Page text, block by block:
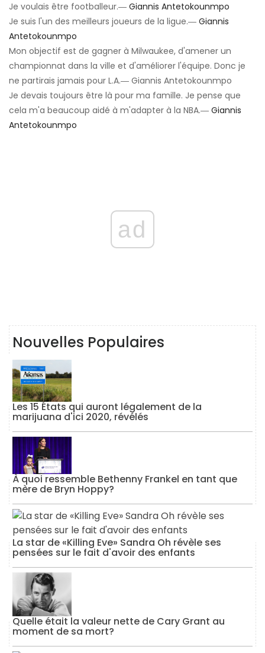
Je voulais être footballeur.― Giannis Antetokounmpo
Je suis l'un des meilleurs joueurs de la ligue.― Giannis
Antetokounmpo
Mon objectif est de gagner à Milwaukee, d'amener un
championnat dans la ville et d'améliorer l'équipe. Donc je
ne partirais jamais pour L.A.― Giannis Antetokounmpo
Je devais toujours être là pour ma famille. Je pense que
cela m'a beaucoup aidé à m'adapter à la NBA.― Giannis
Antetokounmpo
ad
Nouvelles Populaires
Les 15 États qui auront légalement de la
marijuana d'ici 2020, révélés
À quoi ressemble Bethenny Frankel en tant que
mère de Bryn Hoppy?
La star de «Killing Eve» Sandra Oh révèle ses
pensées sur le fait d'avoir des enfants
Quelle était la valeur nette de Cary Grant au
moment de sa mort?